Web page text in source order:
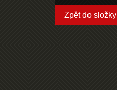
Zpět do složky